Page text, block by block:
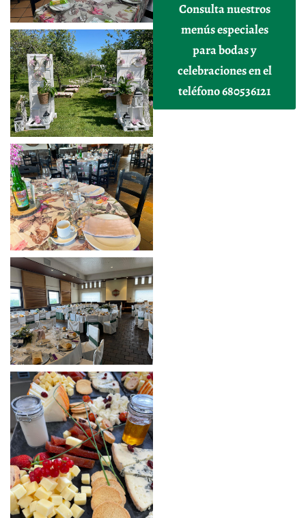
Consulta nuestros
menús especiales
para bodas y
celebraciones en el
teléfono 680536121